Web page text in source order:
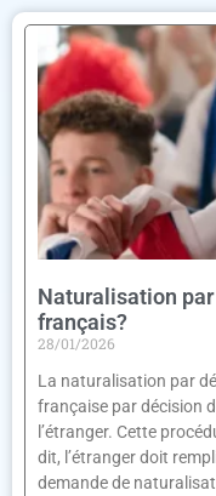
Naturalisation
français?
28/01/2026
La naturalisation par
française par décision
l’étranger. Cette
dit, l’étranger doit
demande de